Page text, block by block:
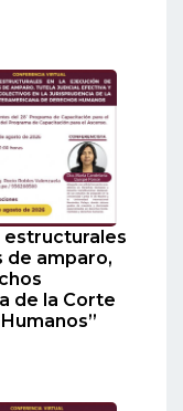
estructurales
de amparo,
de la Corte